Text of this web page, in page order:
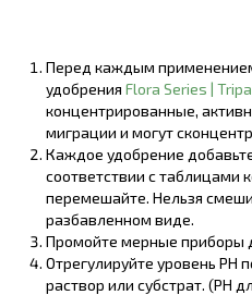
Перед каждым
удобрения Flora Series |
концентрированные,
миграции и могут
Каждое удобрение
соответствии с таблицами
перемешайте. Нельзя
разбавленном виде.
Промойте мерные приборы
Отрегулируйте уровень PH
раствор или субстрат. (PH